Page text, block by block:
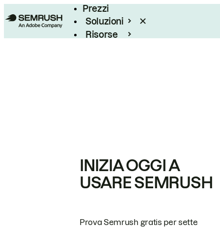
Prezzi
Soluzioni
Risorse
INIZIA OGGI A
USARE SEMRUSH
Prova Semrush gratis per sette